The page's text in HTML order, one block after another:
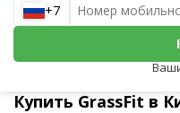
Купить GrassFit в
+7